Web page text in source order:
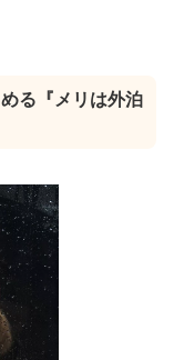
る『メリは外泊